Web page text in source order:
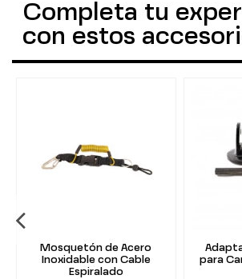
Completa tu
con estos
Mosquetón de Acero
Inoxidable con Cable
Espiralado
para